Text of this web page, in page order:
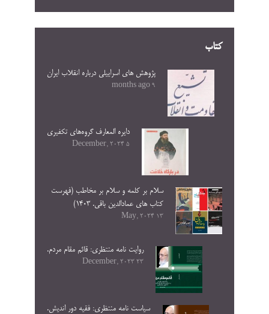
کتاب
پژوهش های اسراییلی درباره انقلاب ایران
9 months ago
دایره المعارف گروه‌های تکفیری
5 December, 2024
سلام بر کلمه و سلام بر مخاطب (فهرست
کتاب های عمادالدین باقی. ۱۴۰۳)
13 May, 2024
روایت نامه منتظری: قائم مقام مردم.
23 December, 2023
سیاست نامه منتظری: فقیه دور اندیش.